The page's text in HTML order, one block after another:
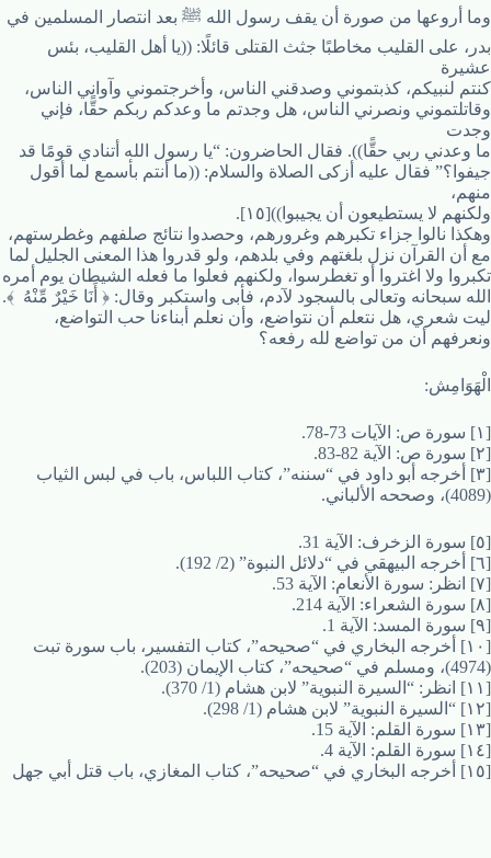
وما أروعها من صورة أن يقف رسول الله ﷺ بعد انتصار المسلمين في
بدر، على القليب مخاطبًا جثث القتلى قائلًا: ((يا أهل القليب، بئس
عشيرة
كنتم لنبيكم، كذبتموني وصدقني الناس، وأخرجتموني وآواني الناس،
وقاتلتموني ونصرني الناس، هل وجدتم ما وعدكم ربكم حقًّا، فإني
وجدت
ما وعدني ربي حقًّا)). فقال الحاضرون: “يا رسول الله أتنادي قومًا قد
جيفوا؟” فقال عليه أزكى الصلاة والسلام: ((ما أنتم بأسمع لما أقول
منهم،
ولكنهم لا يستطيعون أن يجيبوا))[١٥].
وهكذا نالوا جزاء تكبرهم وغرورهم، وحصدوا نتائج صلفهم وغطرستهم،
مع أن القرآن نزل بلغتهم وفي بلدهم، ولو قدروا هذا المعنى الجليل لما
تكبروا ولا اغتروا أو تغطرسوا، ولكنهم فعلوا ما فعله الشيطان يوم أمره
الله سبحانه وتعالى بالسجود لآدم، فأبى واستكبر وقال: ﴿ أَنَا خَيْرٌ مِّنْهُ ﴾.
ليت شعري، هل نتعلم أن نتواضع، وأن نعلم أبناءنا حب التواضع،
ونعرفهم أن من تواضع لله رفعه؟
الْهَوَامِش:
[١] سورة ص: الآيات 73-78.
[٢] سورة ص: الآية 82-83.
[٣] أخرجه أبو داود في “سننه”، كتاب اللباس، باب في لبس الثياب
(4089)، وصححه الألباني.
[٥] سورة الزخرف: الآية 31.
[٦] أخرجه البيهقي في “دلائل النبوة” (2/ 192).
[٧] انظر: سورة الأنعام: الآية 53.
[٨] سورة الشعراء: الآية 214.
[٩] سورة المسد: الآية 1.
[١٠] أخرجه البخاري في “صحيحه”، كتاب التفسير، باب سورة تبت
(4974)، ومسلم في “صحيحه”، كتاب الإيمان (203).
[١١] انظر: “السيرة النبوية” لابن هشام (1/ 370).
[١٢] “السيرة النبوية” لابن هشام (1/ 298).
[١٣] سورة القلم: الآية 15.
[١٤] سورة القلم: الآية 4.
[١٥] أخرجه البخاري في “صحيحه”، كتاب المغازي، باب قتل أبي جهل